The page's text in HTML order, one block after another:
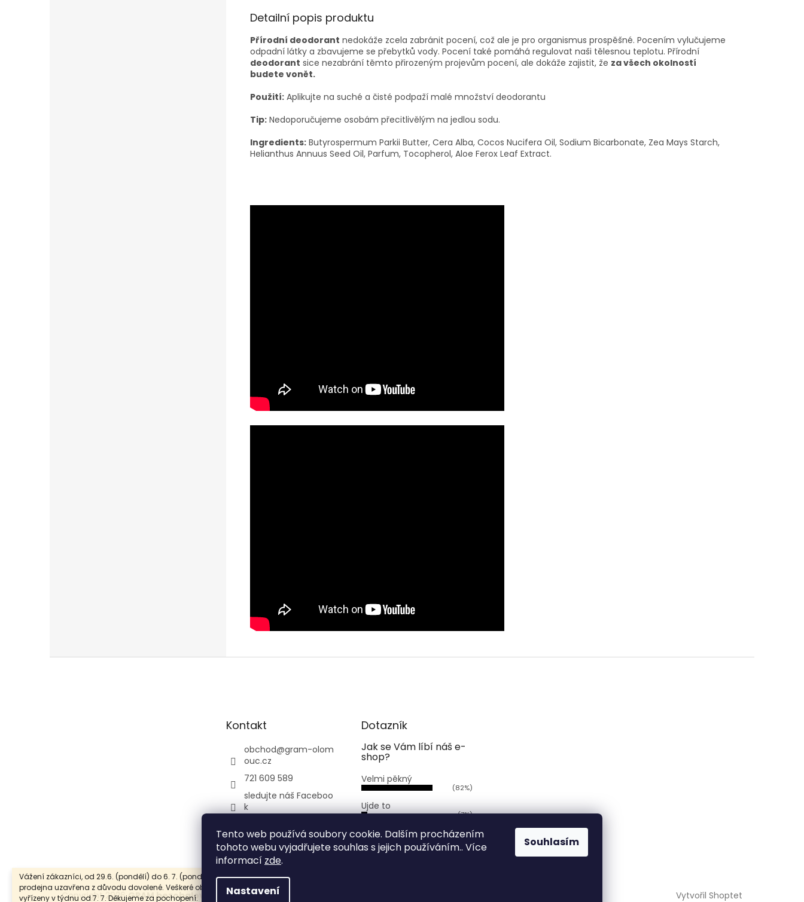
Tento web používá soubory cookie. Dalším procházením
tohoto webu vyjadřujete souhlas s jejich používáním.. Více
informací zde.
Nastavení
Souhlasím
Vážení zákazníci, od 29.6. (pondělí) do 6. 7. (pondělí) bude naše
prodejna uzavřena z důvodu dovolené. Veškeré objednávky budou
vyřízeny v týdnu od 7. 7. Děkujeme za pochopení.
Detailní popis produktu
Přírodní deodorant nedokáže zcela zabránit pocení, což ale je pro organismus prospěšné. Pocením vylučujeme
odpadní látky a zbavujeme se přebytků vody. Pocení také pomáhá regulovat naši tělesnou teplotu. Přírodní
deodorant sice nezabrání těmto přirozeným projevům pocení, ale dokáže zajistit, že za všech okolností
budete vonět.
Použití: Aplikujte na suché a čisté podpaží malé množství deodorantu
Tip: Nedoporučujeme osobám přecitlivělým na jedlou sodu.
Ingredients: Butyrospermum Parkii Butter, Cera Alba, Cocos Nucifera Oil, Sodium Bicarbonate, Zea Mays Starch,
Helianthus Annuus Seed Oil, Parfum, Tocopherol, Aloe Ferox Leaf Extract.
Kontakt
obchod@gram-olom
ouc.cz
721 609 589
sledujte náš Faceboo
k
uc/
Dotazník
Jak se Vám líbí náš e-
shop?
Velmi pěkný
(82%)
Ujde to
(7%)
Nelíbí se mi
(11%)
Vytvořil Shoptet
Copyright 2026GRAM bezobalový obchod Olomouc